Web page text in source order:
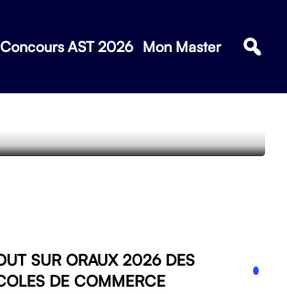
Concours AST 2026 Mon Master
SUR ORAUX 2026 DES
DE COMMERCE